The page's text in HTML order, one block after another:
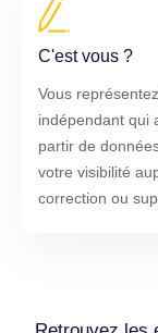
C'est vous ?
Vous
indépendant qui
partir de
votre visibilité
correction ou